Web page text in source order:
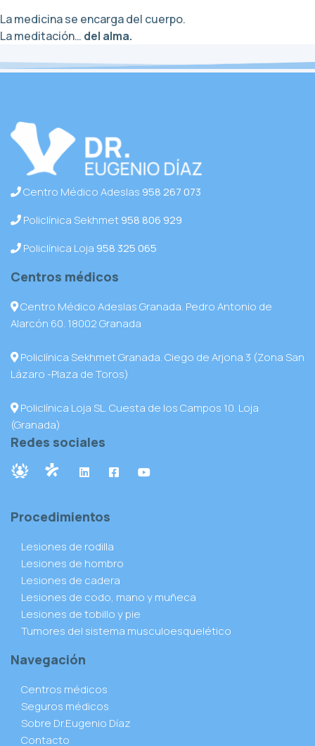
La medicina se encarga del cuerpo.
La meditación… del alma.
Centro Médico Adeslas 958 267 073
Policlínica Sekhmet958 806 929
Policlínica Loja 958 325 065
Centros médicos
Centro Médico Adeslas Granada. Pedro Antonio de
Alarcón 60. 18002 Granada
Policlínica Sekhmet Granada. Ciego de Arjona 3 (Zona San
Lázaro -Plaza de Toros)
Policlínica Loja SL. Cuesta de los Campos 10. Loja
(Granada)
Redes sociales
Procedimientos
Lesiones de rodilla
Lesiones de hombro
Lesiones de cadera
Lesiones de codo, mano y muñeca
Lesiones de tobillo y pie
Tumores del sistema musculoesquelético
Navegación
Centros médicos
Seguros médicos
Sobre Dr.Eugenio Díaz
Contacto